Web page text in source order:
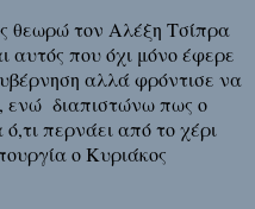
θεωρώ τον Αλέξη Τσίπρα
αυτός που όχι μόνο έφερε
αλλά φρόντισε να
ενώ διαπιστώνω πως ο
περνάει από το χέρι
ο Κυριάκος